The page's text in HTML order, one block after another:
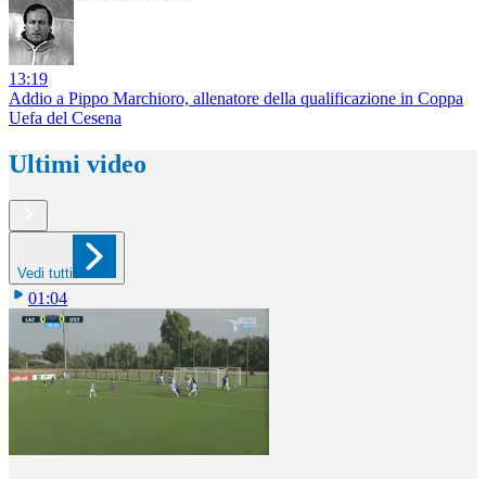
13:19
Addio a Pippo Marchioro, allenatore della qualificazione in Coppa
Uefa del Cesena
Ultimi video
Vedi tutti
01:04